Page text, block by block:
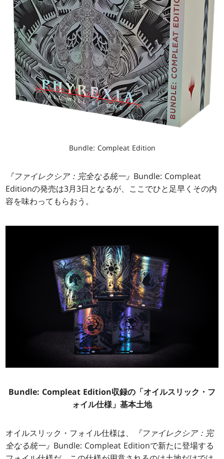
Bundle: Compleat Edition
『ファイレクシア：完全なる統一』 Bundle: Compleat
Editionの発売は3月3日となるが、ここでひと足早くその内
容を味わってもらおう。
Bundle: Compleat Edition収録の「オイルスリック・フ
ォイル仕様」基本土地
オイルスリック・フォイル仕様は、
『ファイレクシア：完
全なる統一』 Bundle: Compleat Editionで新たに登場する